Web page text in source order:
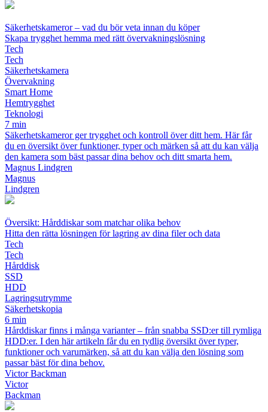
Säkerhetskameror – vad du bör veta innan du köper
Skapa trygghet hemma med rätt övervakningslösning
Tech
Tech
Säkerhetskamera
Övervakning
Smart Home
Hemtrygghet
Teknologi
7 min
Säkerhetskameror ger trygghet och kontroll över ditt hem. Här får
du en översikt över funktioner, typer och märken så att du kan välja
den kamera som bäst passar dina behov och ditt smarta hem.
Magnus Lindgren
Magnus
Lindgren
Översikt: Hårddiskar som matchar olika behov
Hitta den rätta lösningen för lagring av dina filer och data
Tech
Tech
Hårddisk
SSD
HDD
Lagringsutrymme
Säkerhetskopia
6 min
Hårddiskar finns i många varianter – från snabba SSD:er till rymliga
HDD:er. I den här artikeln får du en tydlig översikt över typer,
funktioner och varumärken, så att du kan välja den lösning som
passar bäst för dina behov.
Victor Backman
Victor
Backman